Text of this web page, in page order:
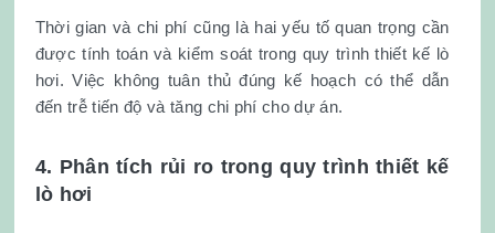
Thời gian và chi phí cũng là hai yếu tố quan trọng cần
được tính toán và kiểm soát trong quy trình thiết kế lò
hơi. Việc không tuân thủ đúng kế hoạch có thể dẫn
đến trễ tiến độ và tăng chi phí cho dự án.
4. Phân tích rủi ro trong quy trình thiết kế
lò hơi